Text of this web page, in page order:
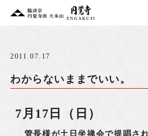
2011.07.17
わからないままでいい。
7月17日（日）
管長様が土日坐禅会で提唱さ